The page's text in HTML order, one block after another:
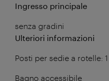
Ingresso principale
senza gradini
Ulteriori informazioni
Posti per sedie a rotelle: 1
Bagno accessibile